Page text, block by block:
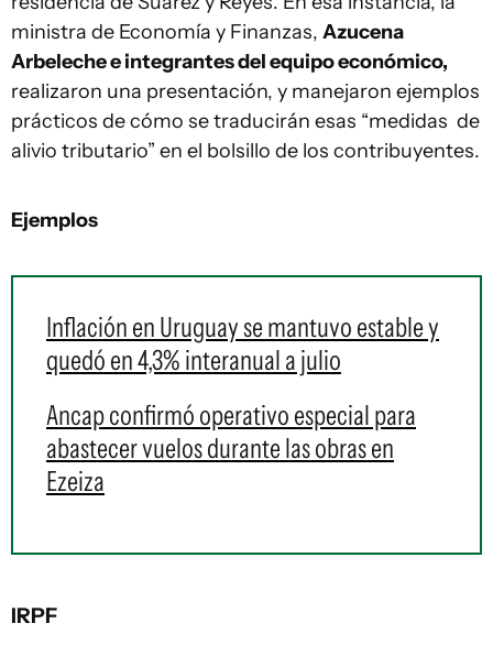
ministra de Economía y Finanzas, Azucena
Arbeleche e integrantes del equipo económico,
realizaron una presentación, y manejaron ejemplos
prácticos de cómo se traducirán esas “medidas de
alivio tributario” en el bolsillo de los contribuyentes.
Ejemplos
Inflación en Uruguay se mantuvo estable y
quedó en 4,3% interanual a julio
Ancap confirmó operativo especial para
abastecer vuelos durante las obras en
Ezeiza
IRPF